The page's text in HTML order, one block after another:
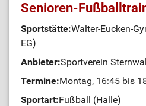
Senioren-
Sportstätte:Walter-Eucken-
EG)
Anbieter:Sportverein
Termine:Montag, 16:45 bis
Sportart:Fußball (Halle)